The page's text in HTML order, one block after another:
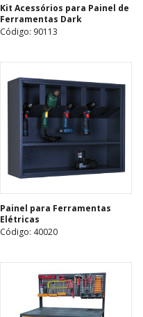
Kit Acessórios para Painel de
Ferramentas Dark
Código: 90113
Painel para Ferramentas
Elétricas
Código: 40020